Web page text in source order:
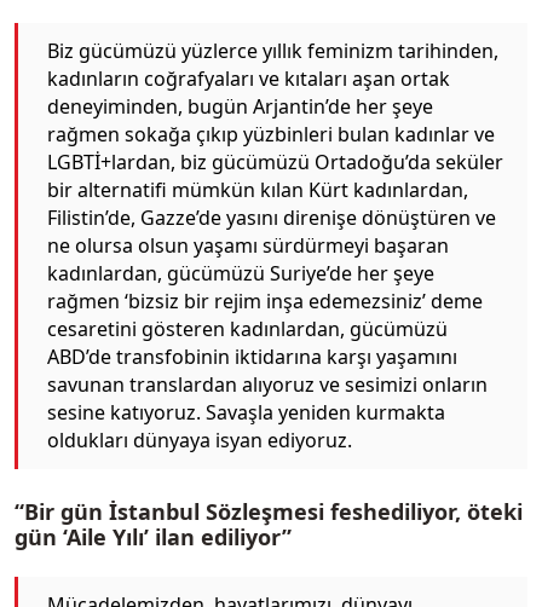
Biz gücümüzü yüzlerce yıllık feminizm tarihinden,
kadınların coğrafyaları ve kıtaları aşan ortak
deneyiminden, bugün Arjantin’de her şeye
rağmen sokağa çıkıp yüzbinleri bulan kadınlar ve
LGBTİ+lardan, biz gücümüzü Ortadoğu’da seküler
bir alternatifi mümkün kılan Kürt kadınlardan,
Filistin’de, Gazze’de yasını direnişe dönüştüren ve
ne olursa olsun yaşamı sürdürmeyi başaran
kadınlardan, gücümüzü Suriye’de her şeye
rağmen ‘bizsiz bir rejim inşa edemezsiniz’ deme
cesaretini gösteren kadınlardan, gücümüzü
ABD’de transfobinin iktidarına karşı yaşamını
savunan translardan alıyoruz ve sesimizi onların
sesine katıyoruz. Savaşla yeniden kurmakta
oldukları dünyaya isyan ediyoruz.
“Bir gün İstanbul Sözleşmesi feshediliyor, öteki
gün ‘Aile Yılı’ ilan ediliyor”